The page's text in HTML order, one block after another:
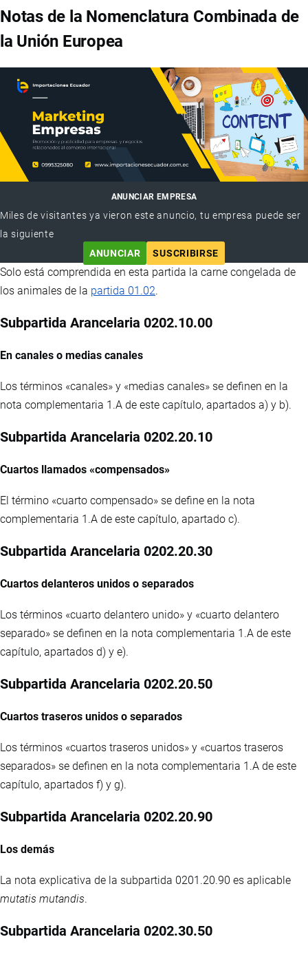
Notas de la Nomenclatura Combinada de
la Unión Europea
ANUNCIAR EMPRESA
Miles de visitantes ya vieron este anuncio, tu empresa puede ser
la siguiente
ANUNCIAR
SUSCRIBIRSE
Solo está comprendida en esta partida la carne congelada de
los animales de la partida 01.02.
Subpartida Arancelaria 0202.10.00
En canales o medias canales
Los términos «canales» y «medias canales» se definen en la
nota complementaria 1.A de este capítulo, apartados a) y b).
Subpartida Arancelaria 0202.20.10
Cuartos llamados «compensados»
El término «cuarto compensado» se define en la nota
complementaria 1.A de este capítulo, apartado c).
Subpartida Arancelaria 0202.20.30
Cuartos delanteros unidos o separados
Los términos «cuarto delantero unido» y «cuarto delantero
separado» se definen en la nota complementaria 1.A de este
capítulo, apartados d) y e).
Subpartida Arancelaria 0202.20.50
Cuartos traseros unidos o separados
Los términos «cuartos traseros unidos» y «cuartos traseros
separados» se definen en la nota complementaria 1.A de este
capítulo, apartados f) y g).
Subpartida Arancelaria 0202.20.90
Los demás
La nota explicativa de la subpartida 0201.20.90 es aplicable
mutatis mutandis.
Subpartida Arancelaria 0202.30.50